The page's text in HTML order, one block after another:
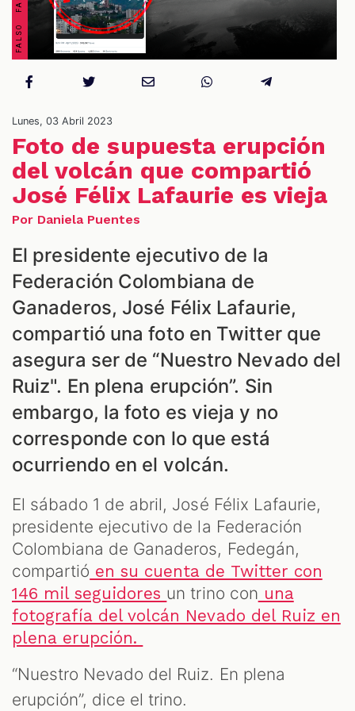
Lunes, 03 Abril 2023
Foto de supuesta erupción
del volcán que compartió
José Félix Lafaurie es vieja
Por Daniela Puentes
El presidente ejecutivo de la
Federación Colombiana de
Ganaderos, José Félix Lafaurie,
compartió una foto en Twitter que
asegura ser de “Nuestro Nevado del
Ruiz". En plena erupción”. Sin
embargo, la foto es vieja y no
corresponde con lo que está
ocurriendo en el volcán.
El sábado 1 de abril, José Félix Lafaurie,
presidente ejecutivo de la Federación
Colombiana de Ganaderos, Fedegán,
compartió en su cuenta de Twitter con
146 mil seguidores un trino con una
fotografía del volcán Nevado del Ruiz en
plena erupción.
“Nuestro Nevado del Ruiz. En plena
erupción”, dice el trino.